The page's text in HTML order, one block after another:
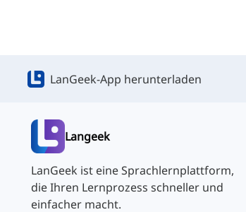
LanGeek-App herunterladen
Langeek
LanGeek ist eine Sprachlernplattform,
die Ihren Lernprozess schneller und
einfacher macht.